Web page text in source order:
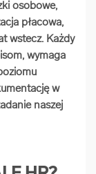
arrow_forward
arrow_forward
arrow_forward
osobowe,
płacowa,
wstecz. Każdy
wymaga
w
naszej